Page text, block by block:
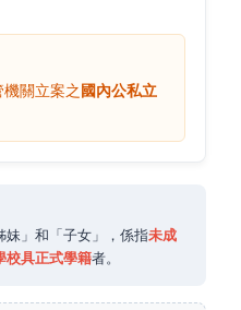
關立案之國內公私立
妹」和「子女」，係指未成
校具正式學籍者。